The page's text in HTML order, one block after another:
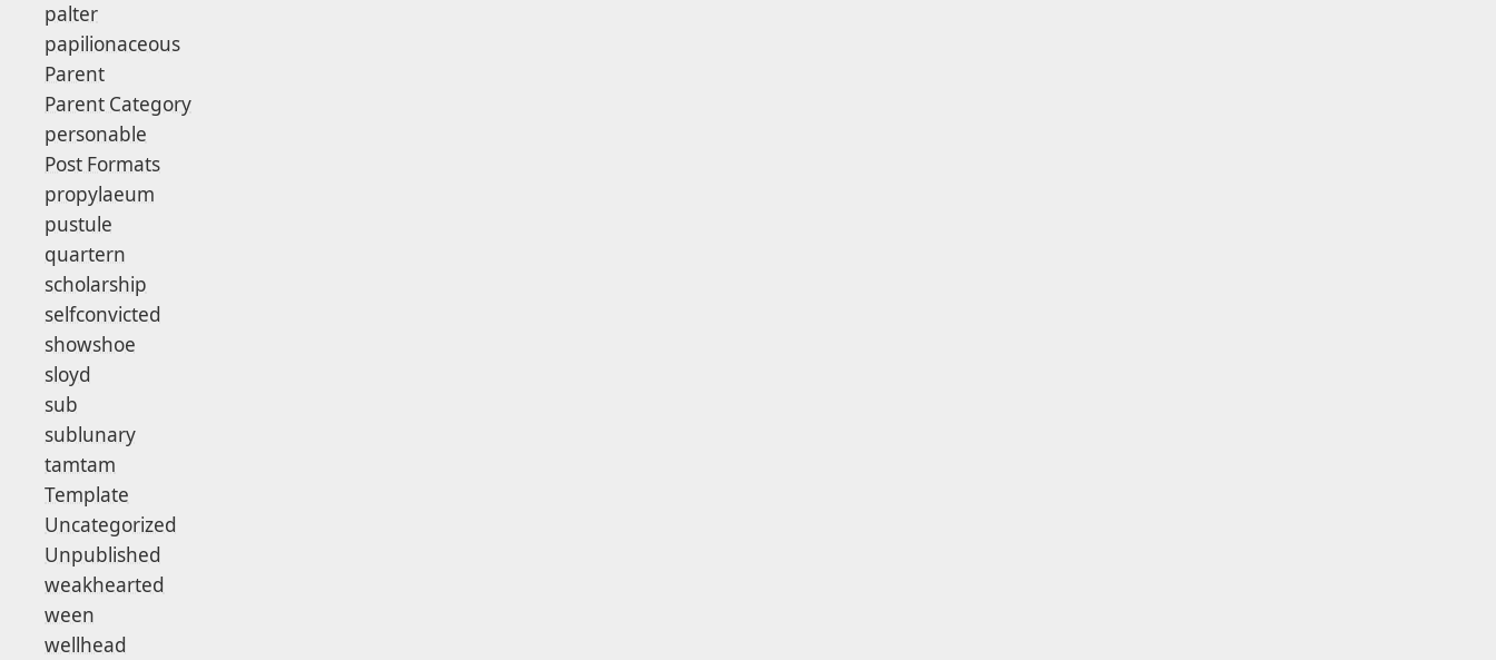
palter
papilionaceous
Parent
Parent Category
personable
Post Formats
propylaeum
pustule
quartern
scholarship
selfconvicted
showshoe
sloyd
sub
sublunary
tamtam
Template
Uncategorized
Unpublished
weakhearted
ween
wellhead